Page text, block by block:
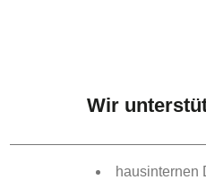
Wir
hausinternen